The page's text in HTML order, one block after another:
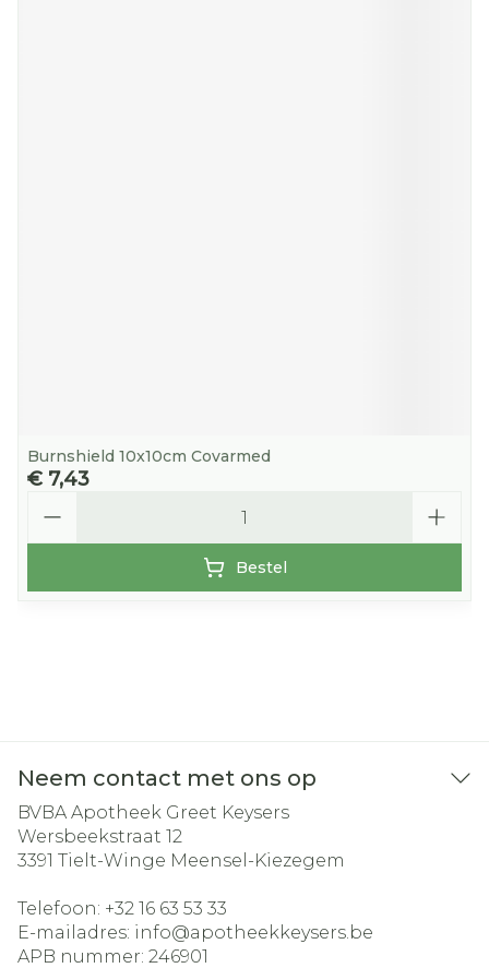
Burnshield 10x10cm Covarmed
€ 7,43
Bestel
Neem contact met ons op
BVBA Apotheek Greet Keysers
Wersbeekstraat 12
3391 Tielt-Winge Meensel-Kiezegem
Telefoon: +32 16 63 53 33
E-mailadres: info@apotheekkeysers.be
APB nummer: 246901